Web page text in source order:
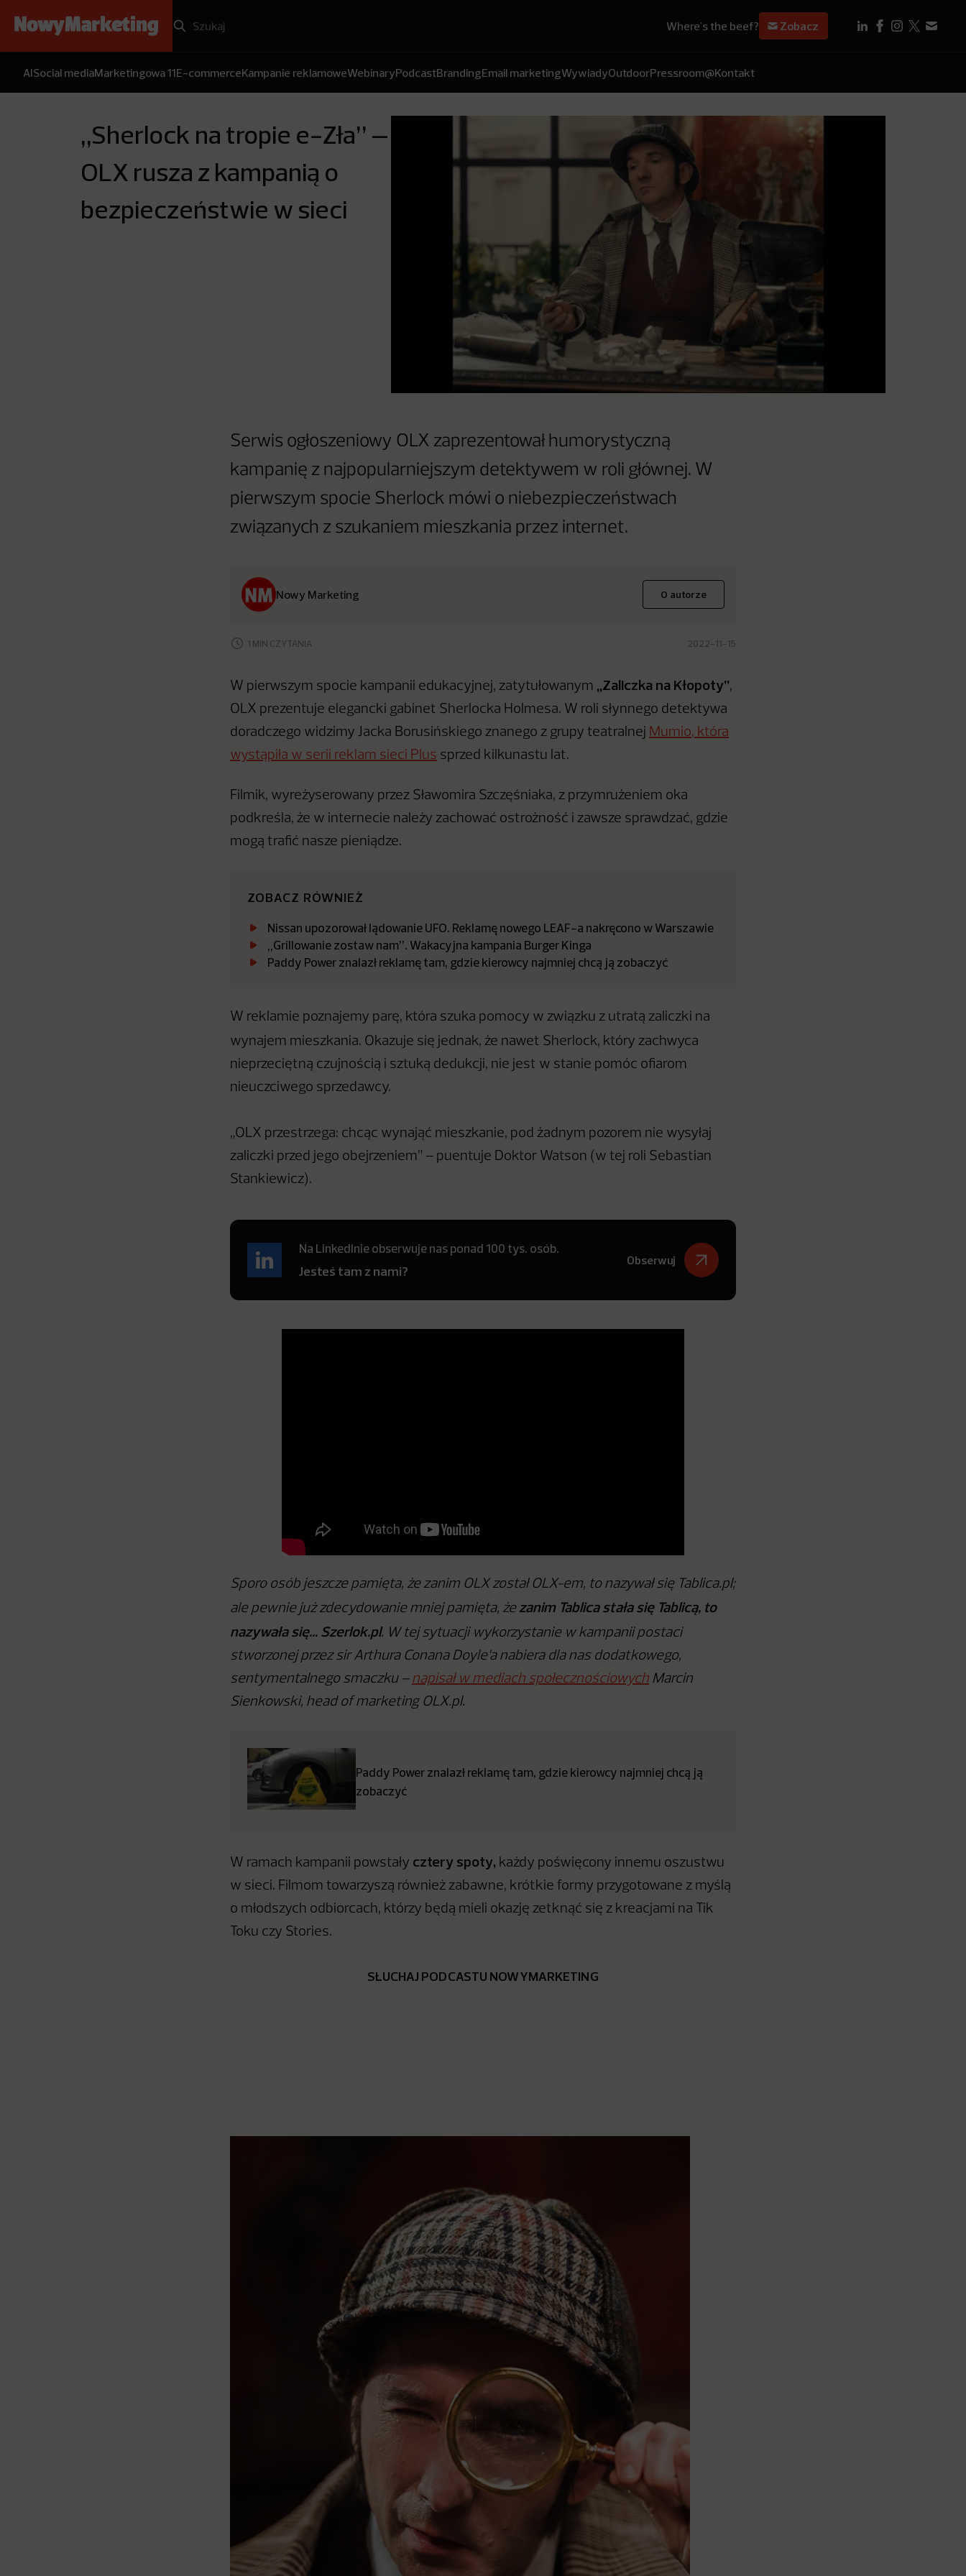
Where's the beef? Zobacz
AISocial mediaMarketingowa 11E-commerceKampanie reklamoweWebinaryPodcastBrandingEmail marketingWywiadyOutdoorPressroom@Kontakt
„Sherlock na tropie e-Zła” –
OLX rusza z kampanią o
bezpieczeństwie w sieci
Serwis ogłoszeniowy OLX zaprezentował humorystyczną
kampanię z najpopularniejszym detektywem w roli głównej. W
pierwszym spocie Sherlock mówi o niebezpieczeństwach
związanych z szukaniem mieszkania przez internet.
Nowy Marketing O autorze
1 MIN CZYTANIA 2022-11-15
W pierwszym spocie kampanii edukacyjnej, zatytułowanym „Zaliczka na Kłopoty”,
OLX prezentuje elegancki gabinet Sherlocka Holmesa. W roli słynnego detektywa
doradczego widzimy Jacka Borusińskiego znanego z grupy teatralnej Mumio, która
wystąpiła w serii reklam sieci Plus sprzed kilkunastu lat.
Filmik, wyreżyserowany przez Sławomira Szczęśniaka, z przymrużeniem oka
podkreśla, że w internecie należy zachować ostrożność i zawsze sprawdzać, gdzie
mogą trafić nasze pieniądze.
ZOBACZ RÓWNIEŻ
Nissan upozorował lądowanie UFO. Reklamę nowego LEAF-a nakręcono w Warszawie
„Grillowanie zostaw nam”. Wakacyjna kampania Burger Kinga
Paddy Power znalazł reklamę tam, gdzie kierowcy najmniej chcą ją zobaczyć
W reklamie poznajemy parę, która szuka pomocy w związku z utratą zaliczki na
wynajem mieszkania. Okazuje się jednak, że nawet Sherlock, który zachwyca
nieprzeciętną czujnością i sztuką dedukcji, nie jest w stanie pomóc ofiarom
nieuczciwego sprzedawcy.
„OLX przestrzega: chcąc wynająć mieszkanie, pod żadnym pozorem nie wysyłaj
zaliczki przed jego obejrzeniem” – puentuje Doktor Watson (w tej roli Sebastian
Stankiewicz).
Na LinkedInie obserwuje nas ponad 100 tys. osób.
Jesteś tam z nami?
Obserwuj
Sporo osób jeszcze pamięta, że zanim OLX został OLX-em, to nazywał się Tablica.pl;
ale pewnie już zdecydowanie mniej pamięta, żezanim Tablica stała się Tablicą, to
nazywała się… Szerlok.pl. W tej sytuacji wykorzystanie w kampanii postaci
stworzonej przez sir Arthura Conana Doyle’a nabiera dla nas dodatkowego,
sentymentalnego smaczku – napisał w mediach społecznościowych Marcin
Sienkowski, head of marketing OLX.pl.
Paddy Power znalazł reklamę tam, gdzie kierowcy najmniej chcą ją
zobaczyć
W ramach kampanii powstały cztery spoty, każdy poświęcony innemu oszustwu
w sieci. Filmom towarzyszą również zabawne, krótkie formy przygotowane z myślą
o młodszych odbiorcach, którzy będą mieli okazję zetknąć się z kreacjami na Tik
Toku czy Stories.
SŁUCHAJ PODCASTU NOWYMARKETING